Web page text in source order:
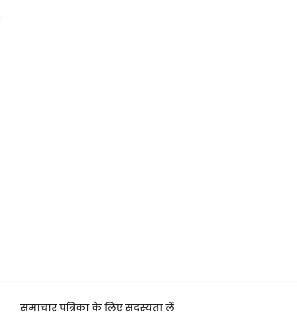
समाचार पत्रिका के लिए सदस्यता लें